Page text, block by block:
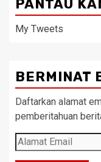
PANTAU
My Tweets
BERMINAT
Daftarkan alamat
pemberitahuan
Alamat
Email